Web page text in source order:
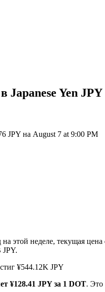
обеспечения
в Japanese Yen JPY
JPY на August 7 at 9:00 PM
этой неделе, текущая цена
JPY.
¥544.12K JPY
¥128.41 JPY за 1 DOT. Это